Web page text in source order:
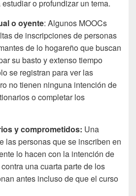
o profundizar un tema.
o oyente: Algunos MOOCs
de inscripciones de personas
de lo hogareño que buscan
su basto y extenso tiempo
se registran para ver las
no tienen ninguna intención de
o completar los
y comprometidos: Una
las personas que se inscriben en
lo hacen con la intención de
una cuarta parte de los
antes incluso de que el curso